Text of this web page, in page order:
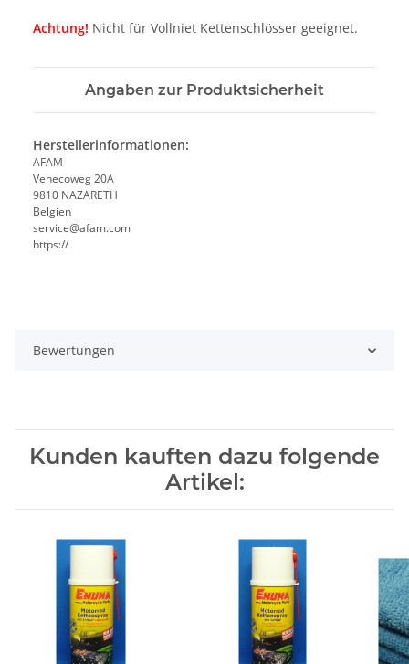
Achtung! Nicht für Vollniet Kettenschlösser geeignet.
Angaben zur Produktsicherheit
Herstellerinformationen:
AFAM
Venecoweg 20A
9810 NAZARETH
Belgien
service@afam.com
https://
Bewertungen
Kunden kauften dazu folgende
Artikel: